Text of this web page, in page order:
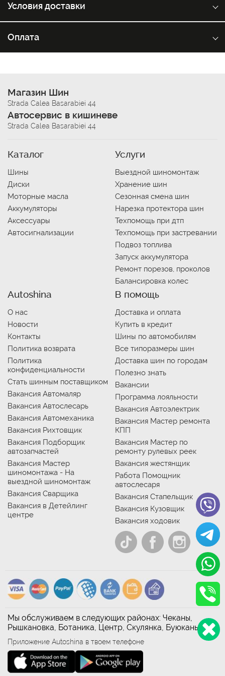
Условия доставки
Оплата
Магазин Шин
Strada Calea Basarabiei 44
Автосервис в кишиневе
Strada Calea Basarabiei 44
Каталог
Шины
Диски
Моторные масла
Аккумуляторы
Аксессуары
Автосигнализации
Услуги
Выездной шиномонтаж
Хранение шин
Сезонная смена шин
Нарезка протектора шин
Техпомощь при дтп
Техпомощь при застревании
Подвоз топлива
Запуск аккумулятора
Ремонт порезов, проколов
Балансировка колес
Autoshina
О нас
Новости
Контакты
Политика возврата
Политика
конфиденциальности
Стать шинным поставщиком
Вакансия Автомаляр
Вакансия Автослесарь
Вакансия Автомеханика
Вакансия Рихтовщик
Вакансия Подборщик
автозапчастей
Вакансия Мастер
шиномонтажа - На
выездной шиномонтаж
Вакансия Сварщика
Вакансия в Детейлинг
центре
В помощь
Доставка и оплата
Купить в кредит
Шины по автомобилям
Все типоразмеры шин
Доставка шин по городам
Полезно знать
Вакансии
Программа лояльности
Вакансия Автоэлектрик
Вакансия Мастер ремонта
КПП
Вакансия Мастер по
ремонту рулевых реек
Вакансия жестянщик
Работа Помощник
автослесаря
Вакансия Стапельщик
Вакансия Кузовщик
Вакансия ходовик
Мы обслуживаем в следующих районах: Чеканы,
Рышкановка, Ботаника, Центр, Скулянка, Буюканы
Приложение Autoshina в твоем телефоне